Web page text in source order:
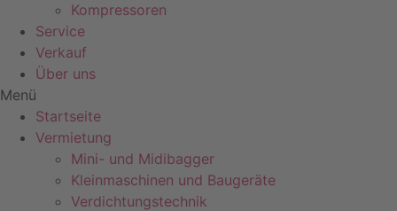
Kompressoren
Service
Verkauf
Über uns
Menü
Startseite
Vermietung
Mini- und Midibagger
Kleinmaschinen und Baugeräte
Verdichtungstechnik